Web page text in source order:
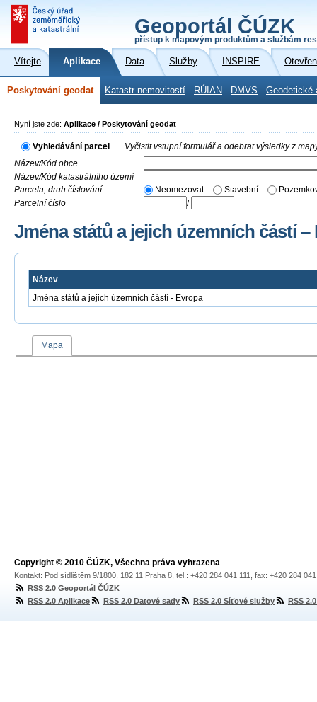
Geoportál ČÚZK
přístup k mapovým produktům a službám
Vítejte Aplikace Data Služby INSPIRE
Poskytování geodat Katastr nemovitostí RÚIAN DMVS Geodetické
Nyní jste zde: Aplikace / Poskytování geodat
Vyhledávání parcel
Vyčistit vstupní formulář a odebrat výsledky z
Název/Kód obce
Název/Kód katastrálního území
Parcela, druh číslování
Neomezovat Stavební
Parcelní číslo
/
Jména států a jejich územních částí –
Název
Jména států a jejich územních částí - Evropa
Mapa
Copyright © 2010 ČÚZK, Všechna práva vyhrazena
Kontakt: Pod sídlištěm 9/1800, 182 11 Praha 8, tel.: +420 284 041 111, fax: +420 284
RSS 2.0 Geoportál ČÚZK
RSS 2.0 Aplikace
RSS 2.0 Datové sady RSS 2.0 Síťové služby RSS